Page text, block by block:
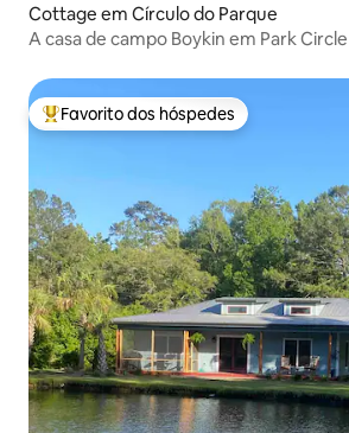
Cottage em Círculo do Parque
A casa de campo Boykin em Park Circle
Favoritos dos hóspedes mais apreciados
Favorito dos hóspedes